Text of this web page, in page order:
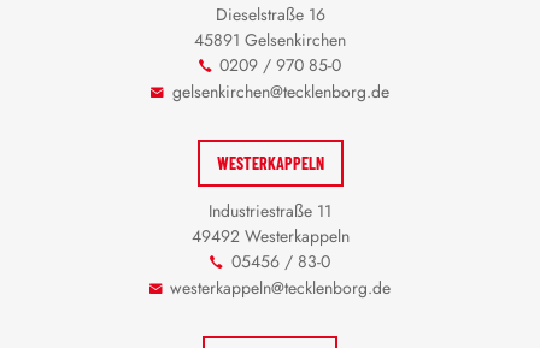
Dieselstraße 16
45891 Gelsenkirchen
0209 / 970 85-0
gelsenkirchen@tecklenborg.de
WESTERKAPPELN
Industriestraße 11
49492 Westerkappeln
05456 / 83-0
westerkappeln@tecklenborg.de